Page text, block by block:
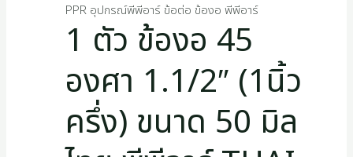
PPR อุปกรณ์พีพีอาร์ ข้อต่อ ข้องอ พีพีอาร์
1 ตัว ข้องอ 45
องศา 1.1/2″ (1นิ้ว
ครึ่ง) ขนาด 50 มิล